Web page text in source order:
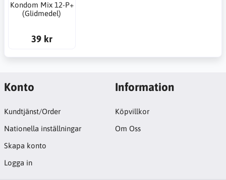
Kondom Mix 12-P+
(Glidmedel)
39 kr
Konto
Kundtjänst/Order
Nationella inställningar
Skapa konto
Logga in
Information
Köpvillkor
Om Oss